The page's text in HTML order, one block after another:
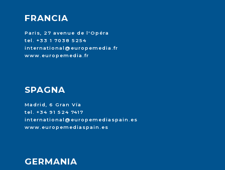
FRANCIA
Paris, 27 avenue de l'Opéra
tel. +33 1 7038 5254
international@europemedia.fr
www.europemedia.fr
SPAGNA
Madrid, 6 Gran Vía
tel. +34 91 524 7417
international@europemediaspain.es
www.europemediaspain.es
GERMANIA